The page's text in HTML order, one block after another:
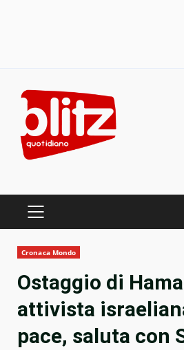
content
PRIMARY
Cronaca Mondo
Ostaggio di
attivista
pace, saluta con